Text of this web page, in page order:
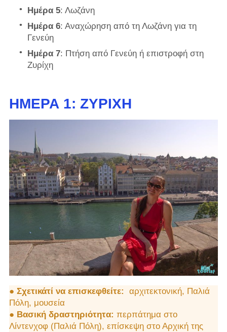
Ημέρα 5: Λωζάνη
Ημέρα 6: Αναχώρηση από τη Λωζάνη για τη
Γενεύη
Ημέρα 7: Πτήση από Γενεύη ή επιστροφή στη
Ζυρίχη
ΗΜΈΡΑ 1: ΖΥΡΊΧΗ
● Σχετικάτί να επισκεφθείτε: αρχιτεκτονική, Παλιά
Πόλη, μουσεία
● Βασική δραστηριότητα: περπάτημα στο
Λίντενχοφ (Παλιά Πόλη), επίσκεψη στο Αρχική της